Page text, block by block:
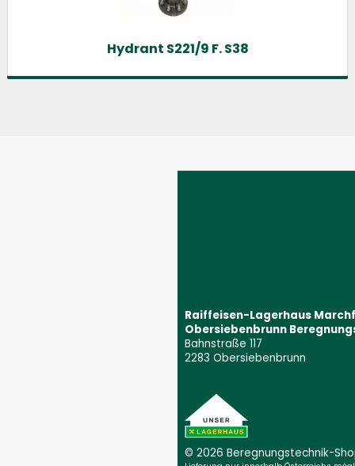
Hydrant S221/9 F. S38
Raiffeisen-Lagerhaus
Obersiebenbrunn
Bahnstraße 117
2283 Obersiebenbrunn
© 2026 Beregnungs­technik-